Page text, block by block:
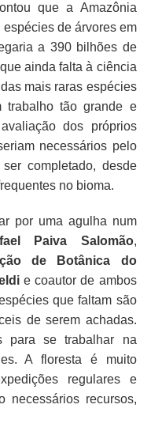
que a Amazônia
de árvores em
a 390 bilhões de
ainda falta à ciência
mais raras espécies
tão grande e
dos próprios
necessários pelo
completado, desde
no bioma.
por uma agulha num
Paiva Salomão,
de Botânica do
e coautor de ambos
que faltam são
de serem achadas.
para se trabalhar na
A floresta é muito
regulares e
necessários recursos,